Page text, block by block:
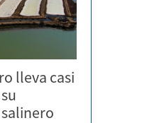
lleva casi